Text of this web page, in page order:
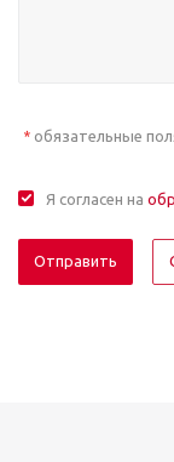
* обязательные
Я согласен на
Отправить